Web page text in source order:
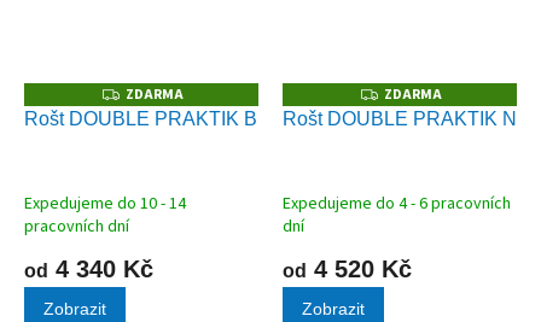
Z
D
A
ZDARMA
Rošt DOUBLE PRAKTIK B
Expedujeme do 10 - 14
pracovních dní
od 4 340 Kč
Zobrazit
Z
D
A
ZDARMA
Rošt DOUBLE PRAKTIK N
Expedujeme do 4 - 6 pracovních
dní
od 4 520 Kč
Zobrazit